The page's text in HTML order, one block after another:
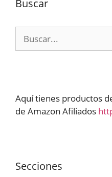
Buscar
Aquí tienes productos
de Amazon Afiliados
Secciones